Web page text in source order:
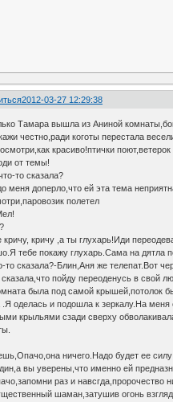
2012-03-27 12:29:38
Тамара вышла из Аниной
честно,ради коготы перестала
красиво!птички поют,ветерок
от темы!
то сказала?
меня доперло,что ей эта тема
полетел
кричу, кричу ,а ты глухарь!Иди
тебе покажу глухарь.Сама на дятла
то сказала?-Блин,Аня же телепат.Вот
пойду переоденусь в свой
была под самой крышей,потолок
.Я оделась и подошла к зеркалу.На
крыльями сзади сверху
ничего.Надо будет ее силу
вы уверены,что именно ей
раз и навсгда,пророчество
шаман,затушив огонь